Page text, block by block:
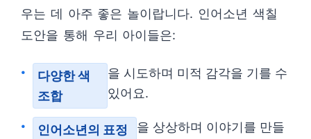
우는 데 아주 좋은 놀이랍니다. 인어소년 색칠
도안을 통해 우리 아이들은:
다양한 색
조합
을 시도하며 미적 감각을 기를 수
있어요.
인어소년의 표정
을 상상하며 이야기를 만들